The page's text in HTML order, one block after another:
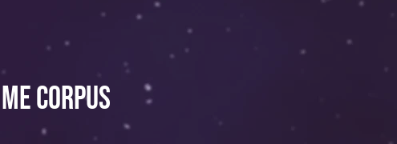
Corpus